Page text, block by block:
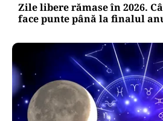
Zile libere rămase în 2026.
face punte până la finalul